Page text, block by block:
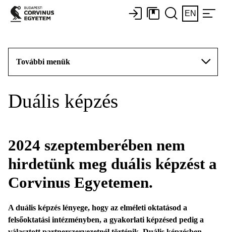
EN
További menük
Duális képzés
2024 szeptemberében nem
hirdetünk meg duális képzést a
Corvinus Egyetemen.
A duális képzés lényege, hogy az elméleti oktatásod a
felsőoktatási intézményben, a gyakorlati képzésed pedig a